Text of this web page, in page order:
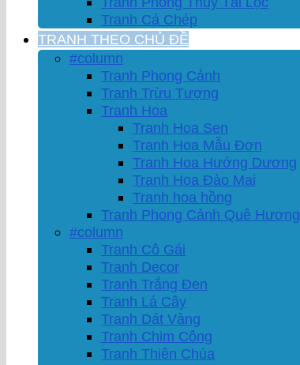
Tranh Cá Chép
TRANH THEO CHỦ ĐỀ
#column
Tranh Phong Cảnh
Tranh Trừu Tượng
Tranh Hoa
Tranh Hoa Sen
Tranh Hoa Mẫu Đơn
Tranh Hoa Hướng Dương
Tranh Hoa Đào Mai
Tranh hoa hồng
Tranh Phong Cảnh Quê Hương
#column
Tranh Cô Gái
Tranh Decor
Tranh Trắng Đen
Tranh Lá Cây
Tranh Dát Vàng
Tranh Chim Công
Tranh Thiên Chúa